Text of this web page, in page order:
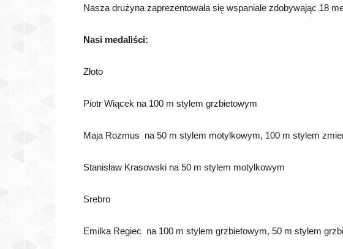
Nasza drużyna zaprezentowała się wspaniale zdobywając 18
Nasi medaliści:
Złoto
Piotr Wiącek na 100 m stylem grzbietowym
Maja Rozmus na 50 m stylem motylkowym, 100 m stylem
Stanisław Krasowski na 50 m stylem motylkowym
Srebro
Emilka Regiec na 100 m stylem grzbietowym, 50 m stylem